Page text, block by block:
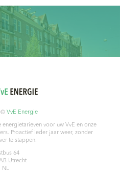
© VvE Energie
voor uw VvE en onze
Proactief ieder jaar weer, zonder
te stappen.
64
Utrecht
NL